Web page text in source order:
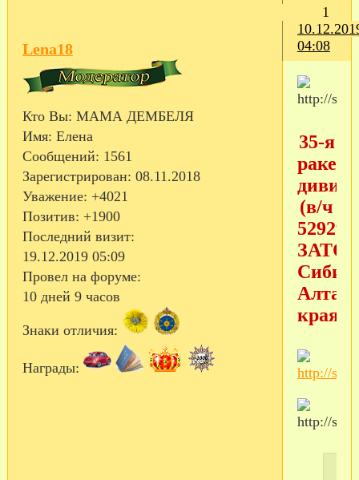
1
04:08
Lena18
Кто Вы: МАМА ДЕМБЕЛЯ
Имя: Елена
Сообщений: 1561
Зарегистрирован: 08.11.2018
Уважение: +4021
Позитив: +1900
Последний визит:
19.12.2019 05:09
Провел на форуме:
10 дней 9 часов
Знаки отличия:
Награды:
35-я
(в/ч
52929,
ЗАТО
края)